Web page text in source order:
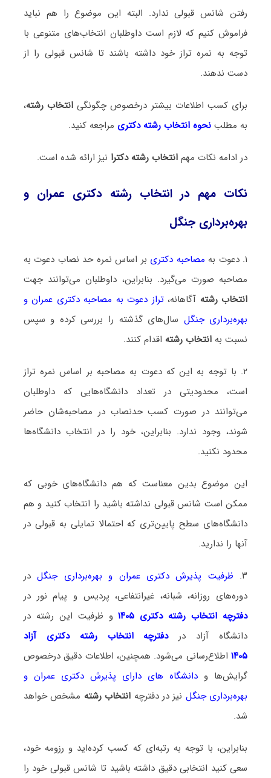
رفتن شانس قبولی ندارد. البته این موضوع را هم نباید
فراموش کنیم که لازم است داوطلبان انتخاب‌های متنوعی با
توجه به نمره تراز خود داشته باشند تا شانس قبولی را از
دست ندهند.
برای کسب اطلاعات بیشتر درخصوص چگونگی انتخاب رشته،
به مطلب نحوه انتخاب رشته دکتری مراجعه کنید.
در ادامه نکات مهم انتخاب رشته دکترا نیز ارائه شده است.
نکات مهم در انتخاب رشته دکتری عمران و
بهره‌برداری جنگل
۱. دعوت به مصاحبه دکتری بر اساس نمره حد نصاب دعوت به
مصاحبه صورت می‌گیرد. بنابراین، داوطلبان می‌توانند جهت
انتخاب رشته آگاهانه،تراز دعوت به مصاحبه دکتری عمران و
بهره‌برداری جنگل سال‌های گذشته را بررسی کرده و سپس
نسبت به انتخاب رشته اقدام کنند.
۲. با توجه به این که دعوت به مصاحبه بر اساس نمره تراز
است، محدودیتی در تعداد دانشگاه‌هایی که داوطلبان
می‌توانند در صورت کسب حدنصاب در مصاحبه‌شان حاضر
شوند، وجود ندارد. بنابراین، خود را در انتخاب دانشگاه‌ها
محدود نکنید.
این موضوع بدین معناست که هم دانشگاه‌های خوبی که
ممکن است شانس قبولی نداشته باشید را انتخاب کنید و هم
دانشگاه‌های سطح پایین‌تری که احتمالا تمایلی به قبولی در
آنها را ندارید.
۳. ظرفیت پذیرش دکتری عمران و بهره‌برداری جنگل در
دوره‌های روزانه، شبانه، غیرانتفاعی، پردیس و پیام نور در
دفترچه انتخاب رشته دکتری ۱۴۰۵
و ظرفیت این رشته در
دانشگاه آزاد دردفترچه انتخاب رشته دکتری آزاد
۱۴۰۵ اطلاع‌رسانی می‌شود. همچنین، اطلاعات دقیق درخصوص
گرایش‌ها و دانشگاه‌ های دارای پذیرش دکتری عمران و
بهره‌برداری جنگل نیز در دفترچه انتخاب رشته مشخص خواهد
شد.
بنابراین، با توجه به رتبه‌ای که کسب کرده‌اید و رزومه خود،
سعی کنید انتخابی دقیق داشته باشید تا شانس قبولی خود را